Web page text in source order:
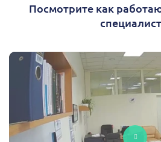
Посмотрите как